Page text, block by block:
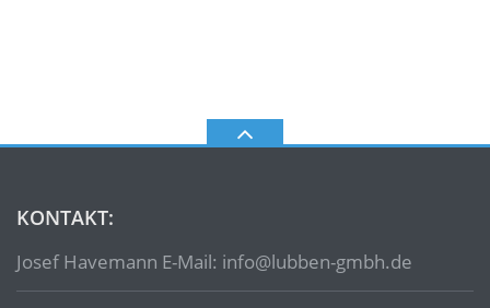
KONTAKT:
Josef Havemann E-Mail: info@lubben-gmbh.de